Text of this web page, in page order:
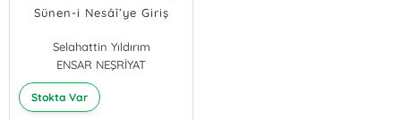
Sünen-i Nesâî’ye Giriş
Selahattin Yıldırım
ENSAR NEŞRİYAT
Stokta Var